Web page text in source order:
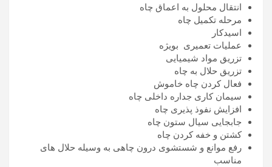
انتقال محلول به اعماق چاه
مرحله تکمیل چاه
اسیدکار
عملیات تعمیری بویژه
تزریق مواد شیمیایی
تزریق حلال به چاه
فعال کردن چاه خاموش
سیمان کاری جداره داخلی چاه
افزایش نفوذ پذیری چاه
جابجایی سیال ستون چاه
کشتن و خفه کردن چاه
رفع موانع و شستشوی درون چاهی به وسیله حلال های
مناسب